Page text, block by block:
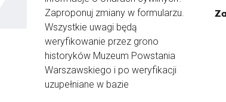
Zaproponuj zmiany w formularzu.
Wszystkie uwagi będą
weryfikowanie przez grono
historyków Muzeum Powstania
Warszawskiego i po weryfikacji
uzupełniane w bazie